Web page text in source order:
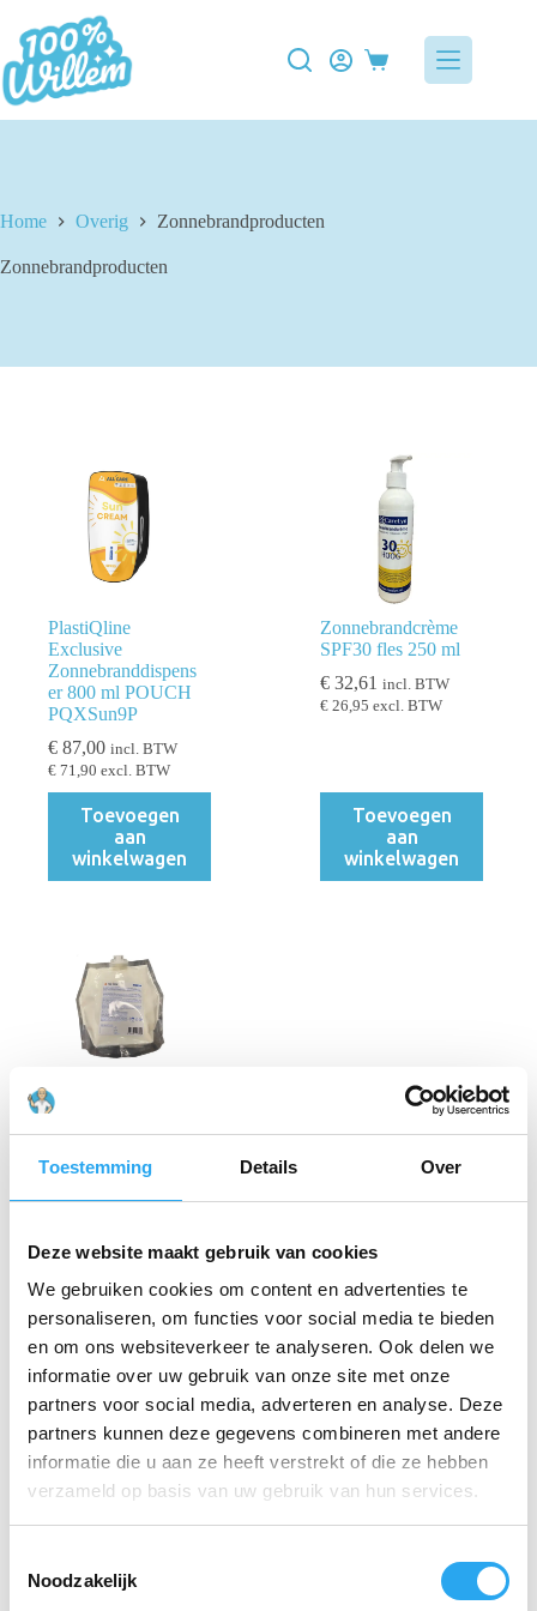
Toestemming Details Over
Deze website maakt gebruik van cookies
We gebruiken cookies om content en advertenties te
personaliseren, om functies voor social media te bieden
en om ons websiteverkeer te analyseren. Ook delen we
informatie over uw gebruik van onze site met onze
partners voor social media, adverteren en analyse. Deze
partners kunnen deze gegevens combineren met andere
informatie die u aan ze heeft verstrekt of die ze hebben
verzameld op basis van uw gebruik van hun services.
Noodzakelijk
naar
inhoud
Winkelwagen
Home Overig Zonnebrandproducten
Zonnebrandproducten
PlastiQline
Exclusive
Zonnebranddispens
er 800 ml POUCH
PQXSun9P
€ 87,00 incl. BTW
€ 71,90 excl. BTW
Toevoegen
aan
winkelwagen
Zonnebrandcrème
SPF30 fles 250 ml
€ 32,61 incl. BTW
€ 26,95 excl. BTW
Toevoegen
aan
winkelwagen
Zonnebrandcrème
€55,46excl. BTW
Toevoegen
winkelwagen
Filters